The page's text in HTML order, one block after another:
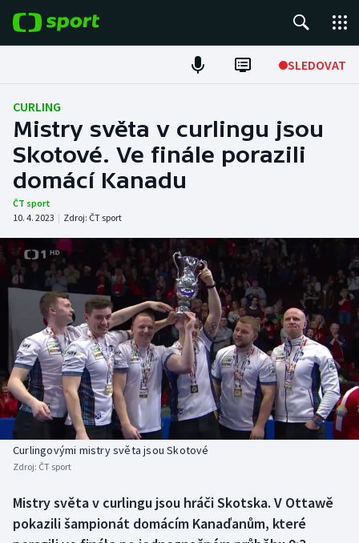
SLEDOVAT
Fotbal
Hokej
Tenis
Atletika
Cyklistika
DALŠÍ SPORTY
Americký fotbal
Baseball a softbal
Basketbal
Biatlon
Box
NEPŘEHLÉDNĚTE
Soutěže
Historické návraty
Aplikace ČT sport
CURLING
Mistry světa v curlingu jsou
Skotové. Ve finále porazili
domácí Kanadu
ČT sport
10. 4. 2023 | Zdroj: ČT sport
Curlingovými mistry světa jsou Skotové
Zdroj: ČT sport
Mistry světa v curlingu jsou hráči Skotska. V Ottawě
pokazili šampionát domácím Kanaďanům, které